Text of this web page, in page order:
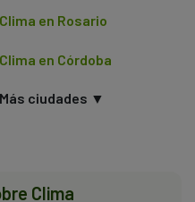
Clima en Rosario
Clima en Córdoba
Más ciudades ▼
Clima